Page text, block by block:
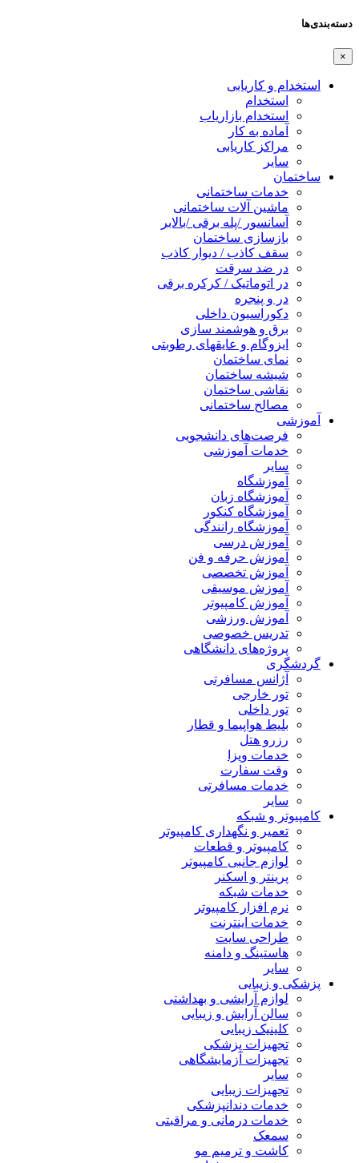
دسته‌بندی‌ها
×
استخدام و کاریابی
استخدام
استخدام بازاریاب
آماده به کار
مراکز کاریابی
سایر
ساختمان
خدمات ساختمانی
ماشین آلات ساختمانی
آسانسور /پله برقی /بالابر
بازسازی ساختمان
سقف کاذب / دیوار کاذب
در ضد سرقت
در اتوماتیک / کرکره برقی
در و پنجره
دکوراسیون داخلی
برق و هوشمند سازی
ایزوگام و عایقهای رطوبتی
نمای ساختمان
شیشه ساختمان
نقاشی ساختمان
مصالح ساختمانی
آموزشی
فرصت‌های دانشجویی
خدمات آموزشی
سایر
آموزشگاه
آموزشگاه زبان
آموزشگاه کنکور
آموزشگاه رانندگی
آموزش درسی
آموزش حرفه و فن
آموزش تخصصی
آموزش موسیقی
آموزش کامپیوتر
آموزش ورزشی
تدریس خصوصی
پروژه‌های دانشگاهی
گردشگری
آژانس مسافرتی
تور خارجی
تور داخلی
بلیط هواپیما و قطار
رزرو هتل
خدمات ویزا
وقت سفارت
خدمات مسافرتی
سایر
کامپیوتر و شبکه
تعمیر و نگهداری کامپیوتر
کامپیوتر و قطعات
لوازم جانبی کامپیوتر
پرینتر و اسکنر
خدمات شبکه
نرم افزار کامپیوتر
خدمات اینترنت
طراحی سایت
هاستینگ و دامنه
سایر
پزشکی و زیبایی
لوازم آرایشی و بهداشتی
سالن آرایش و زیبایی
کلینیک زیبایی
تجهیزات پزشکی
تجهیزات آزمایشگاهی
سایر
تجهیزات زیبایی
خدمات دندانپزشکی
خدمات درمانی و مراقبتی
سمعک
کاشت و ترمیم مو